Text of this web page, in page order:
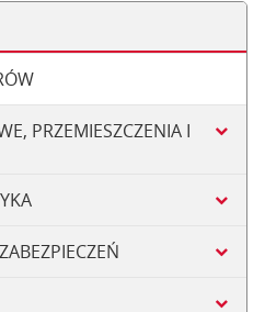
PRZEMIESZCZENIA I